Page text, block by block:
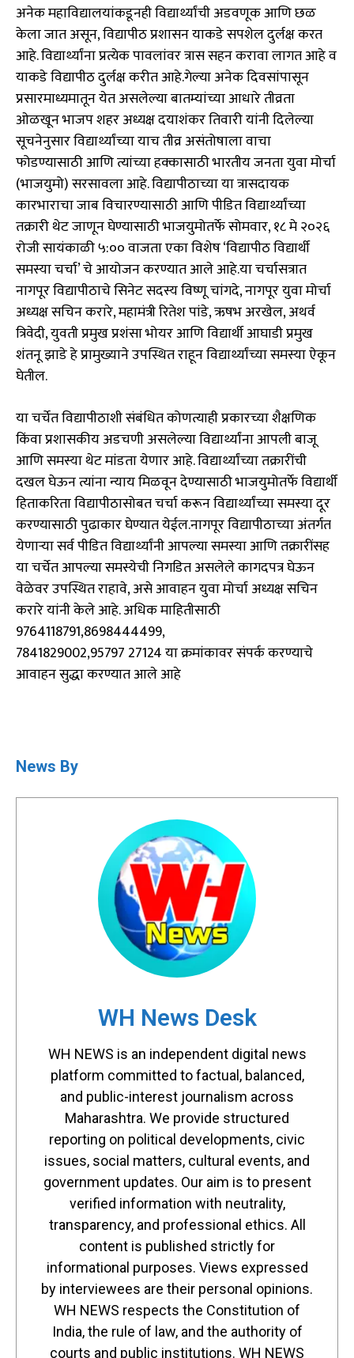
अनेक महाविद्यालयांकडूनही विद्यार्थ्यांची अडवणूक आणि छळ
केला जात असून, विद्यापीठ प्रशासन याकडे सपशेल दुर्लक्ष करत
आहे. विद्यार्थ्यांना प्रत्येक पावलांवर त्रास सहन करावा लागत आहे व
याकडे विद्यापीठ दुर्लक्ष करीत आहे.गेल्या अनेक दिवसांपासून
प्रसारमाध्यमातून येत असलेल्या बातम्यांच्या आधारे तीव्रता
ओळखून भाजप शहर अध्यक्ष दयाशंकर तिवारी यांनी दिलेल्या
सूचनेनुसार विद्यार्थ्यांच्या याच तीव्र असंतोषाला वाचा
फोडण्यासाठी आणि त्यांच्या हक्कासाठी भारतीय जनता युवा मोर्चा
(भाजयुमो) सरसावला आहे. विद्यापीठाच्या या त्रासदायक
कारभाराचा जाब विचारण्यासाठी आणि पीडित विद्यार्थ्यांच्या
तक्रारी थेट जाणून घेण्यासाठी भाजयुमोतर्फे सोमवार, १८ मे २०२६
रोजी सायंकाळी ५:०० वाजता एका विशेष ‘विद्यापीठ विद्यार्थी
समस्या चर्चा’ चे आयोजन करण्यात आले आहे.​या चर्चासत्रात
नागपूर विद्यापीठाचे सिनेट सदस्य विष्णू चांगदे, नागपूर युवा मोर्चा
अध्यक्ष सचिन करारे, महामंत्री रितेश पांडे, ऋषभ अरखेल, अथर्व
त्रिवेदी, युवती प्रमुख प्रशंसा भोयर आणि विद्यार्थी आघाडी प्रमुख
शंतनू झाडे हे प्रामुख्याने उपस्थित राहून विद्यार्थ्यांच्या समस्या ऐकून
घेतील.
​या चर्चेत विद्यापीठाशी संबंधित कोणत्याही प्रकारच्या शैक्षणिक
किंवा प्रशासकीय अडचणी असलेल्या विद्यार्थ्यांना आपली बाजू
आणि समस्या थेट मांडता येणार आहे. विद्यार्थ्यांच्या तक्रारींची
दखल घेऊन त्यांना न्याय मिळवून देण्यासाठी भाजयुमोतर्फे विद्यार्थी
हिताकरिता विद्यापीठासोबत चर्चा करून विद्यार्थ्यांच्या समस्या दूर
करण्यासाठी पुढाकार घेण्यात येईल.नागपूर विद्यापीठाच्या अंतर्गत
येणाऱ्या सर्व पीडित विद्यार्थ्यांनी आपल्या समस्या आणि तक्रारींसह
या चर्चेत आपल्या समस्येची निगडित असलेले कागदपत्र घेऊन
वेळेवर उपस्थित राहावे, असे आवाहन युवा मोर्चा अध्यक्ष सचिन
करारे यांनी केले आहे. अधिक माहितीसाठी
9764118791,8698444499,
7841829002,95797 27124 या क्रमांकावर संपर्क करण्याचे
आवाहन सुद्धा करण्यात आले आहे
News By
WH News Desk
WH NEWS is an independent digital news
platform committed to factual, balanced,
and public-interest journalism across
Maharashtra. We provide structured
reporting on political developments, civic
issues, social matters, cultural events, and
government updates. Our aim is to present
verified information with neutrality,
transparency, and professional ethics. All
content is published strictly for
informational purposes. Views expressed
by interviewees are their personal opinions.
WH NEWS respects the Constitution of
India, the rule of law, and the authority of
courts and public institutions. WH NEWS